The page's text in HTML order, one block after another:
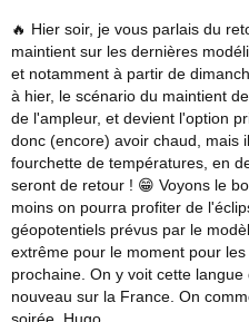
🔥 Hier soir, je vous parlais du
maintient sur les dernières
et notamment à partir de
à hier, le scénario du maintient
de l'ampleur, et devient l'option
donc (encore) avoir chaud, mais
fourchette de températures, en
seront de retour ! 😁 Voyons le
moins on pourra profiter de
géopotentiels prévus par le
extrême pour le moment pour
prochaine. On y voit cette
nouveau sur la France. On